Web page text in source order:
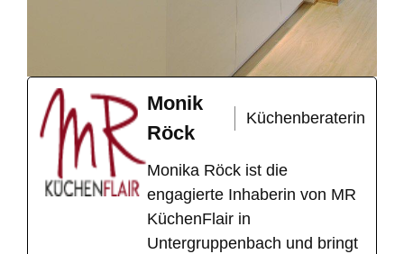
Monik
Röck
Küchenberaterin
Monika Röck ist die
engagierte Inhaberin von MR
KüchenFlair in
Untergruppenbach und bringt